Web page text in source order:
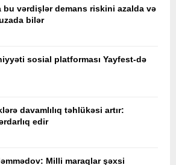
bu vərdişlər demans riskini azalda və
bilər
sosial platforması Yayfest-də
davamlılıq təhlükəsi artır:
edir
Milli maraqlar şəxsi